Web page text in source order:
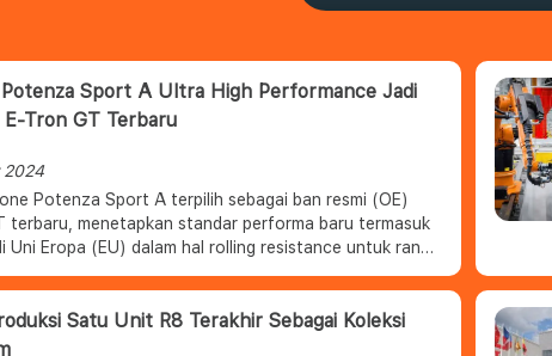
Sport A Ultra High Performance Jadi
E-Tron GT Terbaru
2024
Potenza Sport A terpilih sebagai ban resmi (OE)
terbaru, menetapkan standar performa baru termasuk
Uni Eropa (EU) dalam hal rolling resistance untuk range
ini dikembangkan dengan teknologi ENLITEN
tuntutan performa tertinggi Audi e-tron GT dengan
safety dan sustainability.
Satu Unit R8 Terakhir Sebagai Koleksi